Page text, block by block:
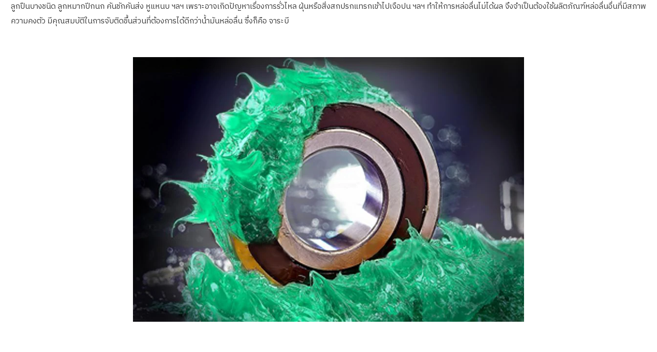
ลูกปืนบางชนิด ลูกหมากปีกนก คันชักคันส่ง หูแหนบ ฯลฯ เพราะอาจเกิดปัญหาเรื่องการรั่วไหล ฝุ่นหรือสิ่งสกปรกแทรกเข้าไปเจือปน ฯลฯ ทำให้การหล่อลื่นไม่ได้ผล จึงจำเป็นต้องใช้ผลิตภัณฑ์หล่อลื่นอื่นที่มีสภาพ
ความคงตัว มีคุณสมบัติในการจับติดขึ้นส่วนที่ต้องการได้ดีกว่าน้ำมันหล่อลื่น ซึ่งก็คือ จาระบี